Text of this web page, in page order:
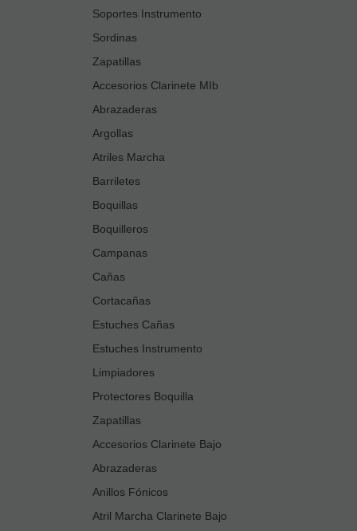
Soportes Instrumento
Sordinas
Zapatillas
Accesorios Clarinete MIb
Abrazaderas
Argollas
Atriles Marcha
Barriletes
Boquillas
Boquilleros
Campanas
Cañas
Cortacañas
Estuches Cañas
Estuches Instrumento
Limpiadores
Protectores Boquilla
Zapatillas
Accesorios Clarinete Bajo
Abrazaderas
Anillos Fónicos
Atril Marcha Clarinete Bajo